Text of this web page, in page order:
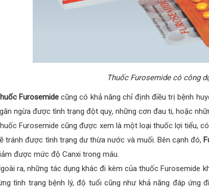
Thuốc Furosemide có công
Furosemide cũng có khả năng chỉ định điều trị bệnh
ngừa được tình trạng đột quỵ, những cơn đau ti, hoặc
Furosemide cũng được xem là một loại thuốc lợi tiểu,
tránh được tình trạng dư thừa nước và muối. Bên cạnh đó,
được mức độ Canxi trong máu.
ra, những tác dụng khác đi kèm của thuốc Furosemide
tình trạng bệnh lý, độ tuổi cũng như khả năng đáp ứng